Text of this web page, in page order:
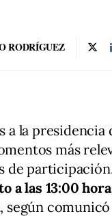
RODRÍGUEZ
a la
más
de
a las 13:00
, según